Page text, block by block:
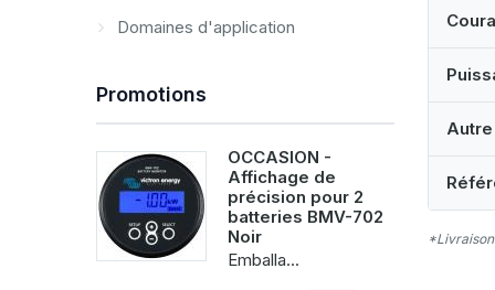
Domaines d'application
Promotions
OCCASION -
Affichage de
précision pour 2
batteries BMV-702
Noir
Emballa...
Autre
*Livraison